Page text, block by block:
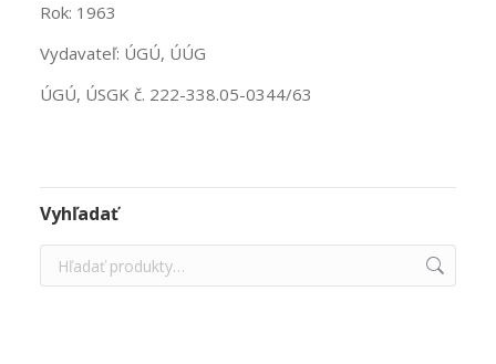
Rok: 1963
Vydavateľ: ÚGÚ, ÚÚG
ÚGÚ, ÚSGK č. 222-338.05-0344/63
Vyhľadať